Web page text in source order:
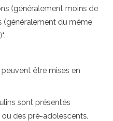
(généralement moins de
(généralement du même
être mises en
sont présentés
des pré-adolescents.